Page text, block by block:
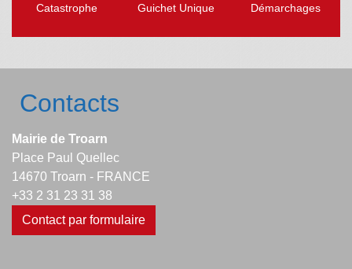
Catastrophe Guichet Unique Démarchages
Contacts
Mairie de Troarn
Place Paul Quellec
14670 Troarn - FRANCE
+33 2 31 23 31 38
Contact par formulaire